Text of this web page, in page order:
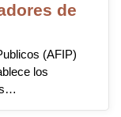
de
(AFIP)
los